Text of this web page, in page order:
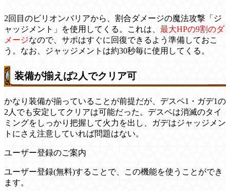
2回目のビリオンバリアから、割合ダメージの魔法攻撃「ジ
ャッジメント」を使用してくる。これは、 最大HPの9割のダ
メージなので、サポはすぐに回復できるよう準備しておこ
う。なお、ジャッジメントは約30秒毎に使用してくる。
装備が揃えば2人でクリア可
かなり装備が揃っていることが前提だが、デスペ1・ガデ1の
2人でも安定してクリアは可能だった。デスペは消滅のタイ
ミングをしっかり把握して火力を出し、ガデはジャッジメン
トにさえ注意していれば問題はない。
ユーザー登録のご案内
ユーザー登録(無料)することで、この機能を使うことができ
ます。